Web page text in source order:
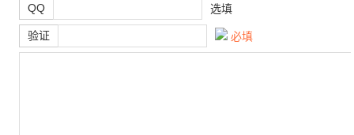
QQ 选填
验证 必填